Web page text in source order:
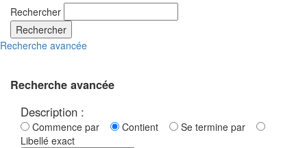
Rechercher
Rechercher
Recherche avancée
Recherche avancée
Description :
Commence par Contient
Se termine par
Libellé exact